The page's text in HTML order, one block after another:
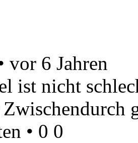
vor 6 Jahren
ist nicht
• 0 0